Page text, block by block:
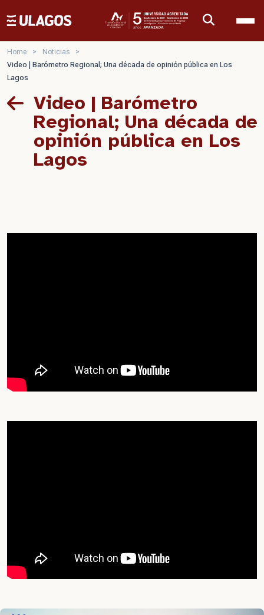
Ulagos Template
Home > Noticias
>
Video | Barómetro Regional; Una década de opinión pública en Los
Lagos
Video | Barómetro
Regional; Una década de
opinión pública en Los
Lagos